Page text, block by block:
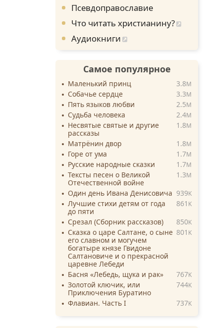
Псевдоправославие
Что читать христианину?
Аудиокниги
Самое популярное
Маленький принц 3.8M
Собачье сердце 3.3M
Пять языков любви 2.5M
Судьба человека 2.4M
Несвятые святые и другие
рассказы
1.8M
Матрёнин двор 1.8M
Горе от ума 1.7M
Русские народные сказки 1.7M
Тексты песен о Великой
Отечественной войне
1.3M
Один день Ивана Денисовича 939K
Лучшие стихи детям от года
до пяти
861 K
Срезал (Сборник рассказов) 850K
Сказка о царе Салтане, о сыне
его славном и могучем
богатыре князе Гвидоне
Салтановиче и о прекрасной
царевне Лебеди
801 K
Басня «Лебедь, щука и рак» 767K
Золотой ключик, или
Приключения Буратино
744K
Флавиан. Часть I 737K